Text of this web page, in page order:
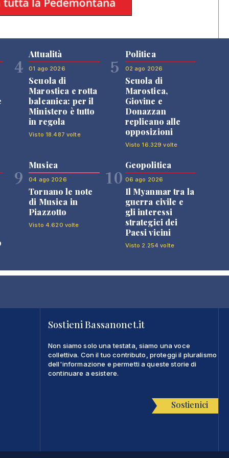
4
Attualità
01 ago 2026
Scuola di
Marostica e rotta
balcanica: per il
Ministero è tutto
in regola
Visto 18.487 volte
5
Politica
02 ago 2026
Scuola di
Marostica,
Giovine e
Donazzan
replicano alle
opposizioni
Visto 16.329 volte
9
Musica
04 ago 2026
Tornano le note
di Musica in
Piazzotto
Visto 4.620 volte
10
Geopolitica
06 ago 2026
Il Myanmar tra la
guerra civile e
gli interessi
strategici dei
Paesi vicini
Visto 2.254 volte
Sostieni Bassanonet.it
Non siamo solo una testata, siamo una voce
collettiva. Con il tuo contributo, proteggi il pluralismo
dell'informazione e permetti a queste storie di
continuare a esistere.
Sostienici